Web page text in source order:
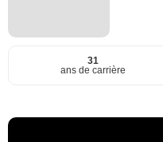
31
ans de carrière